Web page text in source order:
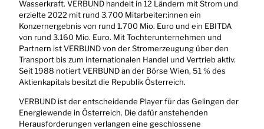
Wasserkraft. VERBUND handelt in 12 Ländern mit Strom und
erzielte 2022 mit rund 3.700 Mitarbeiter:innen ein
Konzernergebnis von rund 1.700 Mio. Euro und ein EBITDA
von rund 3.160 Mio. Euro. Mit Tochterunternehmen und
Partnern ist VERBUND von der Stromerzeugung über den
Transport bis zum internationalen Handel und Vertrieb aktiv.
Seit 1988 notiert VERBUND an der Börse Wien, 51 % des
Aktienkapitals besitzt die Republik Österreich.
VERBUND ist der entscheidende Player für das Gelingen der
Energiewende in Österreich. Die dafür anstehenden
Herausforderungen verlangen eine geschlossene